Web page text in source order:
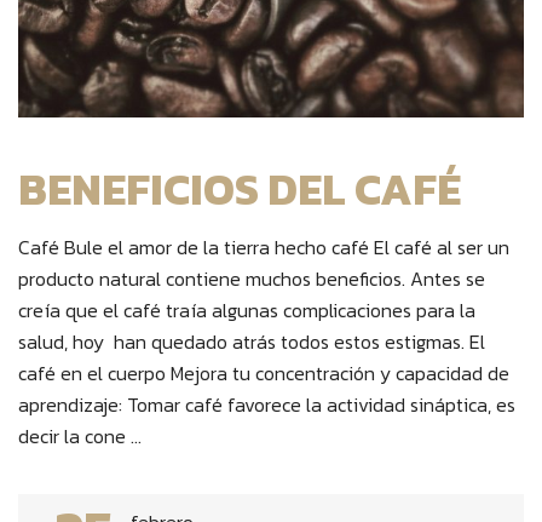
BENEFICIOS DEL CAFÉ
Café Bule el amor de la tierra hecho café El café al ser un
producto natural contiene muchos beneficios. Antes se
creía que el café traía algunas complicaciones para la
salud, hoy han quedado atrás todos estos estigmas. El
café en el cuerpo Mejora tu concentración y capacidad de
aprendizaje: Tomar café favorece la actividad sináptica, es
decir la cone ...